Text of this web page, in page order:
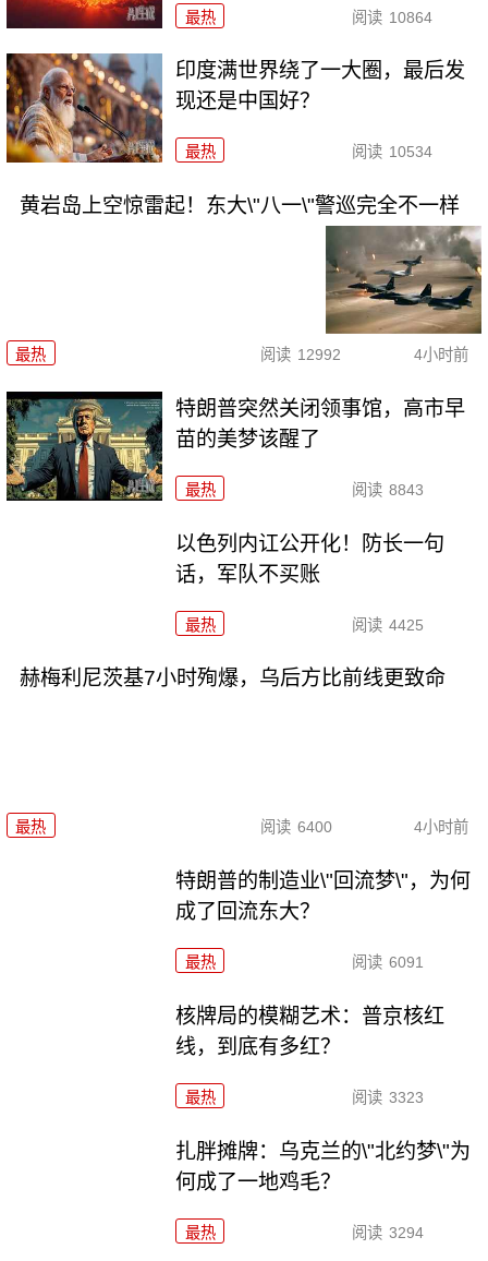
最热 阅读 10864
印度满世界绕了一大圈，最后发
现还是中国好？
最热 阅读 10534
黄岩岛上空惊雷起！东大\"八一\"警巡完全不一样
最热 阅读 12992 4小时前
特朗普突然关闭领事馆，高市早
苗的美梦该醒了
最热 阅读 8843
以色列内讧公开化！防长一句
话，军队不买账
最热 阅读 4425
赫梅利尼茨基7小时殉爆，乌后方比前线更致命
最热 阅读 6400 4小时前
特朗普的制造业\"回流梦\"，为何
成了回流东大？
最热 阅读 6091
核牌局的模糊艺术：普京核红
线，到底有多红？
最热 阅读 3323
扎胖摊牌：乌克兰的\"北约梦\"为
何成了一地鸡毛？
最热 阅读 3294